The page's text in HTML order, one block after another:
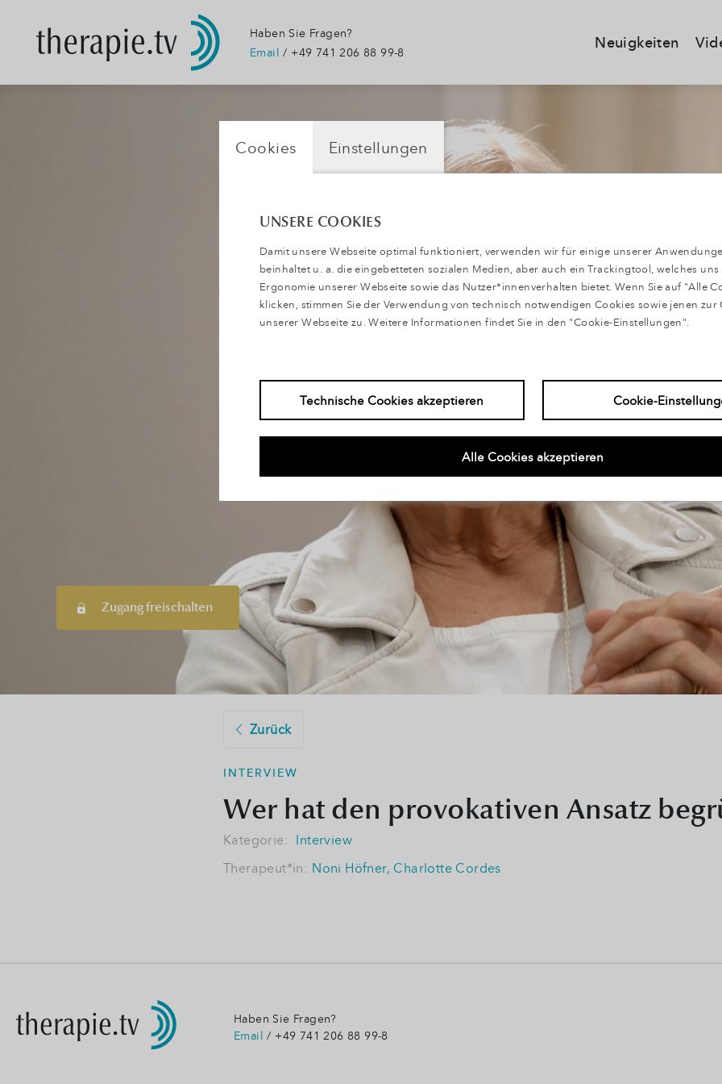
Haben Sie Fragen?
Email / +49 741 206 88 99-8 Neuigkeiten
Zugang freischalten
Zurück
INTERVIEW
Wer hat den provokativen Ansatz
Kategorie: Interview
Therapeut*in: Noni Höfner, Charlotte Cordes
Haben Sie Fragen?
Email / +49 741 206 88 99-8
Cookies Einstellungen
UNSERE COOKIES
Damit unsere Webseite optimal funktioniert, verwenden wir für einige unserer
beinhaltet u. a. die eingebetteten sozialen Medien, aber auch ein Trackingtool, welches
Ergonomie unserer Webseite sowie das Nutzer*innenverhalten bietet. Wenn Sie auf "Alle
klicken, stimmen Sie der Verwendung von technisch notwendigen Cookies sowie jenen
unserer Webseite zu. Weitere Informationen findet Sie in den "Cookie-Einstellungen".
Technische Cookies akzeptieren Cookie-
Alle Cookies akzeptieren